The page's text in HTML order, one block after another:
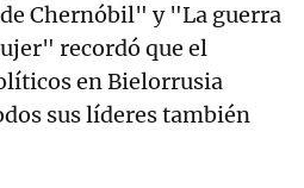
Chernóbil" y "La guerra
recordó que el
en Bielorrusia
sus líderes también